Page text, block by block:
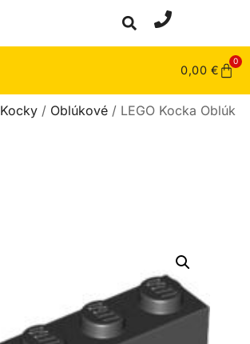
0,00 €
0
Kocky / Oblúkové / LEGO Kocka Oblúk